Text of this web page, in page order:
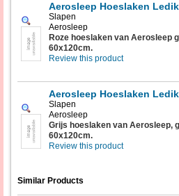
Aerosleep Hoeslaken
Slapen
Aerosleep
Roze hoeslaken van Aerosleep
60x120cm.
Review this product
Aerosleep Hoeslaken
Slapen
Aerosleep
Grijs hoeslaken van Aerosleep,
60x120cm.
Review this product
Similar Products